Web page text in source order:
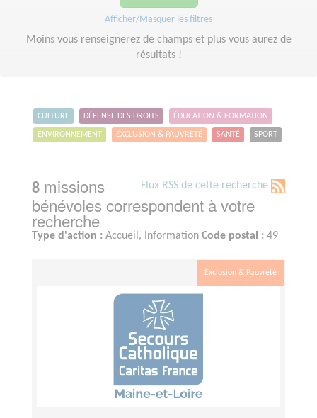
Afficher/Masquer les filtres
Moins vous renseignerez de champs et plus vous aurez de
résultats !
CULTURE DÉFENSE DES DROITS ÉDUCATION & FORMATION
ENVIRONNEMENT EXCLUSION & PAUVRETÉ SANTÉ SPORT
Flux RSS de cette recherche
8 missions
bénévoles correspondent à votre
recherche
Type d'action : Accueil, Information Code postal : 49
Exclusion & Pauvreté